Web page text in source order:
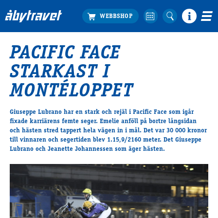
Köp biljett
Travprogrammet
Boka ställplats
Bra att veta
Restauranger
Catering by Lyon
Hotell nära oss
Nybörjar­guide
Tävlingsdagar
FAQ
PACIFIC FACE
STARKAST I
MONTÉLOPPET
Giuseppe Lubrano har en stark och rejäl i Pacific Face som igår
fixade karriärens femte seger. Emelie anföll på bortre långsidan
och hästen stred tappert hela vägen in i mål. Det var 30 000 kronor
till vinnaren och segertiden blev 1.15,9/2160 meter. Det Giuseppe
Lubrano och Jeanette Johannessen som äger hästen.